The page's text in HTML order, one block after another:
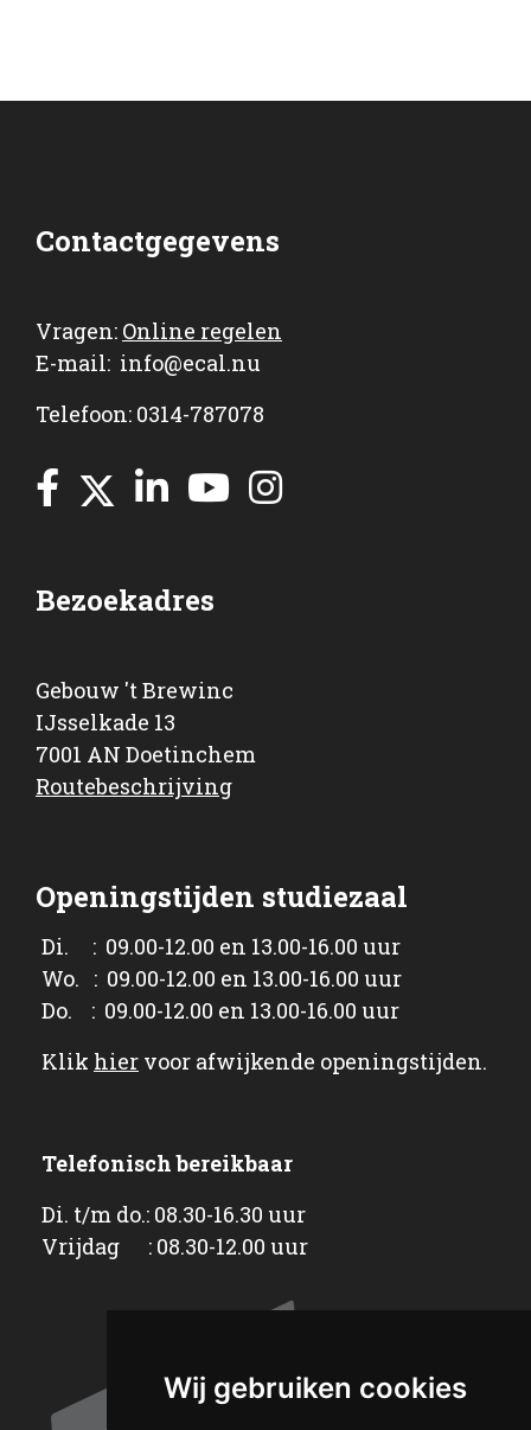
Wij gebruiken cookies
Contactgegevens
Vragen: Online regelen
E-mail: info@ecal.nu
Telefoon: 0314-787078
Bezoekadres
Gebouw 't Brewinc
IJsselkade 13
7001 AN Doetinchem
Routebeschrijving
Openingstijden studiezaal
Di. : 09.00-12.00 en 13.00-16.00 uur
Wo. : 09.00-12.00 en 13.00-16.00 uur
Do. : 09.00-12.00 en 13.00-16.00 uur
Klik hier voor afwijkende openingstijden.
Telefonisch bereikbaar
Di. t/m do.: 08.30-16.30 uur
Vrijdag : 08.30-12.00 uur